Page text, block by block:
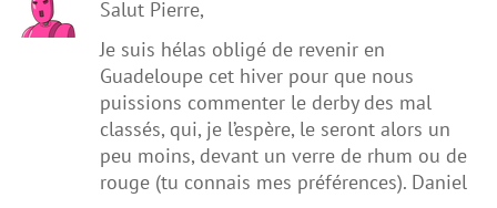
Salut Pierre,
Je suis hélas obligé de revenir en
Guadeloupe cet hiver pour que nous
puissions commenter le derby des mal
classés, qui, je l’espère, le seront alors un
peu moins, devant un verre de rhum ou de
rouge (tu connais mes préférences). Daniel